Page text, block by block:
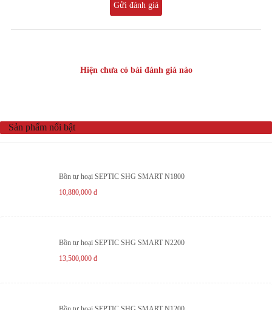
Gửi đánh giá
Hiện chưa có bài đánh giá nào
Sản phẩm nổi bật
Bồn tự hoại SEPTIC SHG SMART N1800
10,880,000đ
Bồn tự hoại SEPTIC SHG SMART N2200
13,500,000đ